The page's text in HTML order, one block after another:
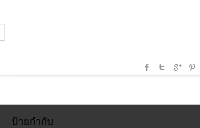
ป้ายกำกับ